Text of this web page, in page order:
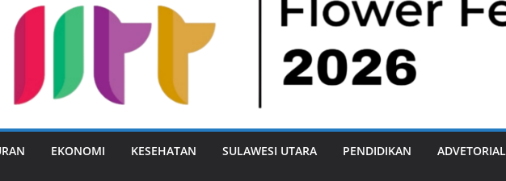
EKONOMI KESEHATAN SULAWESI UTARA PENDIDIKAN ADVETORIAL